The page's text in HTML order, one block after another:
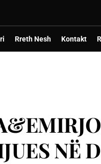
Rreth Nesh Kontakt
NË